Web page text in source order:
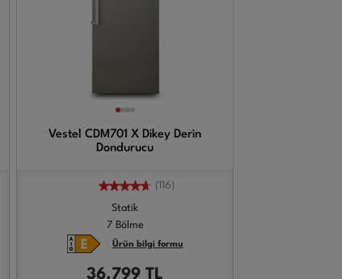
Vestel CDM701 X Dikey Derin
Dondurucu
(116)
Statik
7 Bölme
Ürün bilgi formu
36.799TL